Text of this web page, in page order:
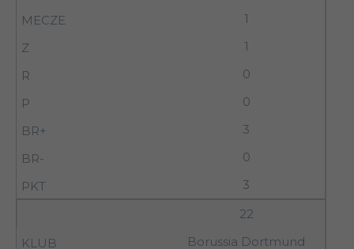
1
1
0
0
3
0
3
22
Borussia Dortmund